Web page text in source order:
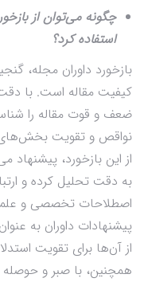
چگونه می‌توان از
استفاده کرد؟
بازخورد داوران مجله،
کیفیت مقاله است. با
ضعف و قوت مقاله را
نواقص و تقویت بخش‌های
از این بازخورد، پیشنهاد
به دقت تحلیل کرده و
اصطلاحات تخصصی و
پیشنهادات داوران به
از آن‌ها برای تقویت
همچنین، با صبر و